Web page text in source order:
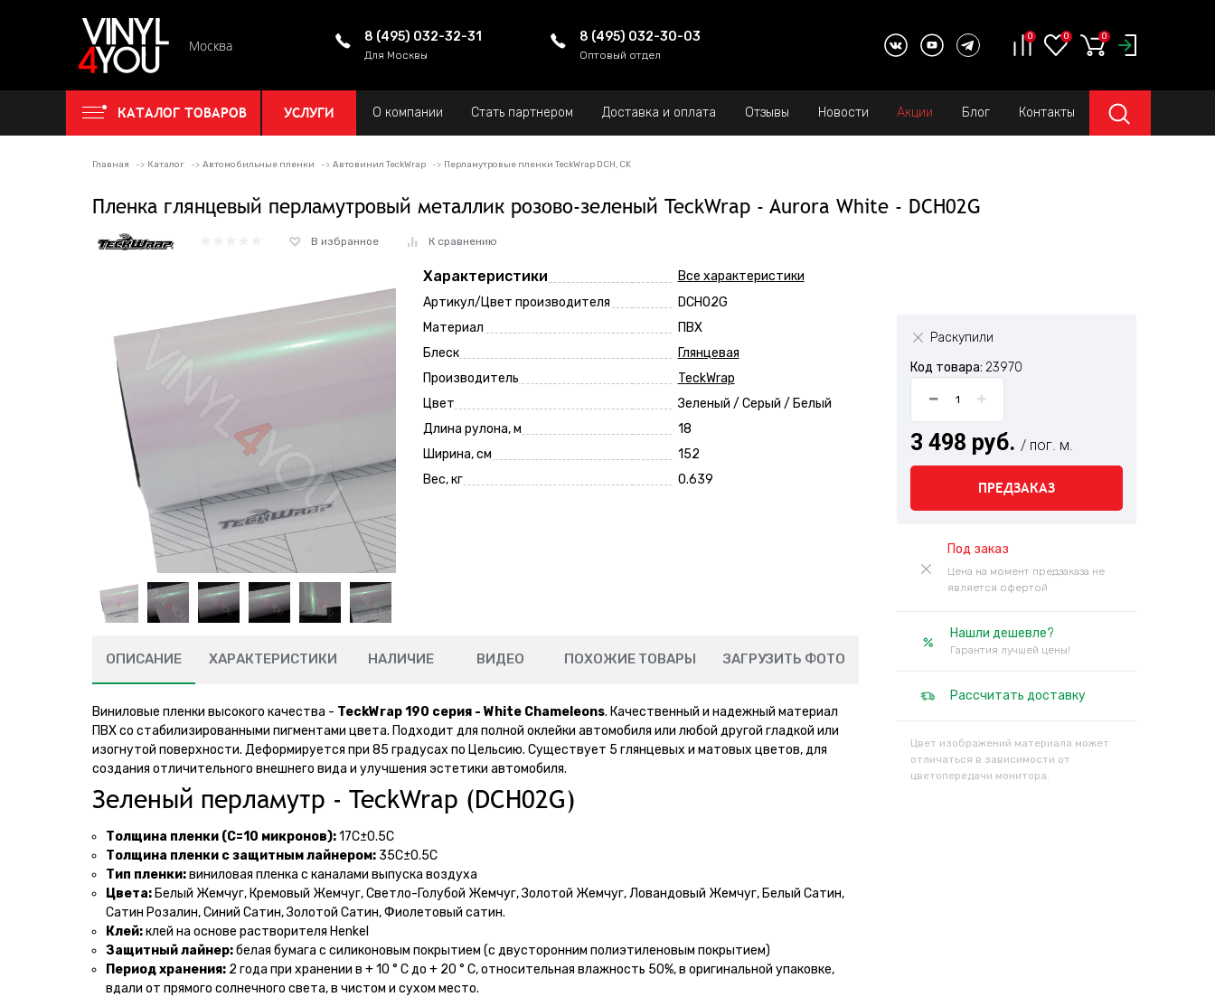
Москва
8 (495) 032-32-31
Для Москвы
8 (495) 032-30-03
Оптовый отдел
0 0 0
КАТАЛОГ ТОВАРОВ УСЛУГИ О компании Стать партнером Доставка и оплата Отзывы Новости Акции Блог Контакты
Главная Каталог Автомобильные пленки Автовинил TeckWrap Перламутровые пленки TeckWrap DCH, CK
Пленка глянцевый перламутровый металлик розово-зеленый TeckWrap - Aurora White - DCH02G
В избранное К сравнению
Характеристики
Все характеристики
Артикул/Цвет производителя
DCH02G
Материал
ПВХ
Блеск
Глянцевая
Производитель
TeckWrap
Цвет
Зеленый / Серый / Белый
Длина рулона, м
18
Ширина, см
152
Вес, кг
0.639
Раскупили
Код товара: 23970
3 498 руб. / пог. м.
ПРЕДЗАКАЗ
Под заказ
Цена на момент предзаказа не
является офертой
Нашли дешевле?
Гарантия лучшей цены!
Рассчитать доставку
Цвет изображений материала может
отличаться в зависимости от
цветопередачи монитора.
ОПИСАНИЕ ХАРАКТЕРИСТИКИ НАЛИЧИЕ ВИДЕО ПОХОЖИЕ ТОВАРЫ ЗАГРУЗИТЬ ФОТО
Виниловые пленки высокого качества - TeckWrap 190 серия - White Chameleons. Качественный и надежный материал
ПВХ со стабилизированными пигментами цвета. Подходит для полной оклейки автомобиля или любой другой гладкой или
изогнутой поверхности. Деформируется при 85 градусах по Цельсию. Существует 5 глянцевых и матовых цветов, для
создания отличительного внешнего вида и улучшения эстетики автомобиля.
Зеленый перламутр - TeckWrap (DCH02G)
Толщина пленки (С=10 микронов):17С±0.5С
Толщина пленки с защитным лайнером: 35С±0.5С
Тип пленки:виниловая пленка с каналами выпуска воздуха
Цвета: Белый Жемчуг, Кремовый Жемчуг, Светло-Голубой Жемчуг, Золотой Жемчуг, Ловандовый Жемчуг, Белый Сатин,
Сатин Розалин, Синий Сатин, Золотой Сатин, Фиолетовый сатин.
Клей:клей на основе растворителя Henkel
Защитный лайнер:белая бумага с силиконовым покрытием (с двусторонним полиэтиленовым покрытием)
Период хранения: 2 года при хранении в + 10 ° С до + 20 ° С, относительная влажность 50%, в оригинальной упаковке,
вдали от прямого солнечного света, в чистом и сухом место.